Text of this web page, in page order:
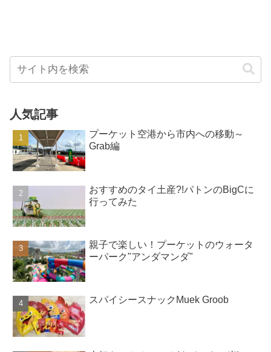
人気記事
プーケット空港から市内への移動～
Grab編
おすすめのタイ土産?!パトンのBigCに
行ってみた
親子で楽しい！プーケットのウォータ
ーパーク"アンダマンダ"
スパイシースナックMuek Groob